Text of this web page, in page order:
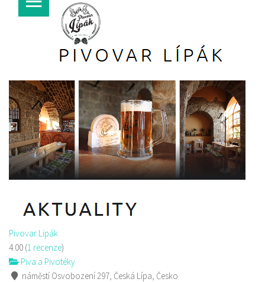
Pivovar Lipák
4.00 (1 recenze)
Piva a Pivotéky
náměstí Osvobození 297, Česká Lípa, Česko